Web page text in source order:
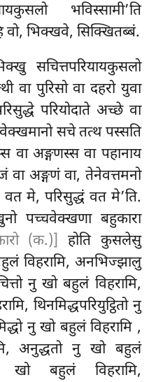
भविस्सामी’ति
वो, भिक्खवे, सिक्खितब्बं.
सचित्तपरियायकुसलो
वा पुरिसो वा दहरो युवा
परियोदाते अच्छे वा
सचे तत्थ पस्सति
वा अङ्गणस्स वा पहानाय
वा अङ्गणं वा, तेनेवत्तमनो
वत मे, परिसुद्धं वत मे’ति.
पच्चवेक्खणा बहुकारा
(क.)]
होति कुसलेसु
विहरामि, अनभिज्झालु
नु खो बहुलं विहरामि,
थिनमिद्धपरियुट्ठितो नु
नु खो बहुलं विहरामि ,
अनुद्धतो नु खो बहुलं
खो बहुलं विहरामि,